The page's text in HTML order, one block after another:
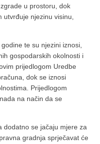
u prostoru, dok
njezinu visinu,
te su njezini iznosi,
gospodarskih okolnosti i
prijedlogom Uredbe
dok se iznosi
Prijedlogom
na način da se
dodatno se jačaju mjere za
gradnja sprječavat će